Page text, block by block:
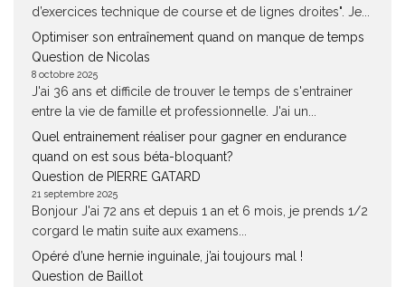
d’exercices technique de course et de lignes droites". Je...
Optimiser son entraînement quand on manque de temps
Question de Nicolas
8 octobre 2025
J'ai 36 ans et difficile de trouver le temps de s'entrainer
entre la vie de famille et professionnelle. J'ai un...
Quel entrainement réaliser pour gagner en endurance
quand on est sous béta-bloquant?
Question de PIERRE GATARD
21 septembre 2025
Bonjour J'ai 72 ans et depuis 1 an et 6 mois, je prends 1/2
corgard le matin suite aux examens...
Opéré d’une hernie inguinale, j’ai toujours mal !
Question de Baillot